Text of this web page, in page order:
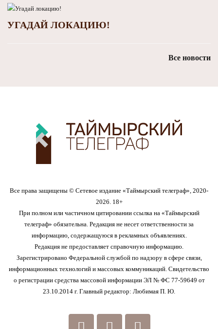
УГАДАЙ ЛОКАЦИЮ!
Все новости
Все права защищены © Сетевое издание «Таймырский телеграф», 2020-
2026. 18+
При полном или частичном цитировании ссылка на «Таймырский
телеграф» обязательна. Редакция не несет ответственности за
информацию, содержащуюся в рекламных объявлениях.
Редакция не предоставляет справочную информацию.
Зарегистрировано Федеральной службой по надзору в сфере связи,
информационных технологий и массовых коммуникаций. Свидетельство
о регистрации средства массовой информации ЭЛ № ФС 77-59649 от
23.10.2014 г. Главный редактор: Любимая П. Ю.